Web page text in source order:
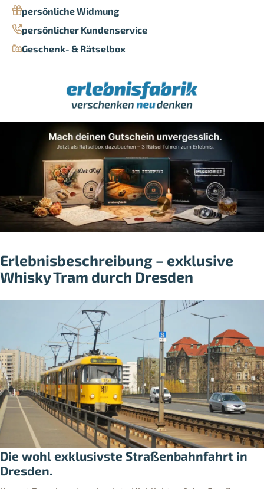
persönliche Widmung
persönlicher Kundenservice
Geschenk- & Rätselbox
Erlebnisbeschreibung – exklusive
Whisky Tram durch Dresden
Die wohl exklusivste Straßenbahnfahrt in
Dresden.